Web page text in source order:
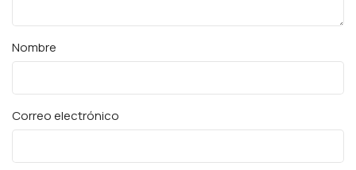
Nombre
Correo electrónico